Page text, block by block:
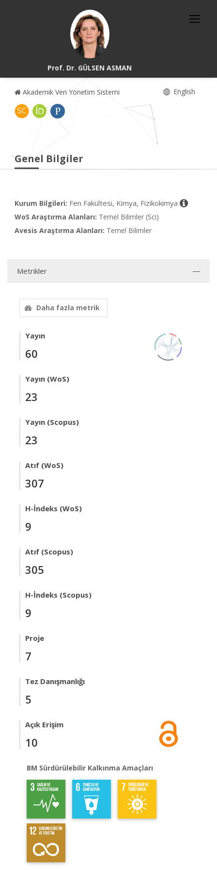
Prof. Dr. GÜLSEN ASMAN
Akademik Veri Yönetim Sistemi English
Genel Bilgiler
Kurum Bilgileri: Fen Fakültesi, Kimya, Fizikokimya
WoS Araştırma Alanları: Temel Bilimler (Sci)
Avesis Araştırma Alanları: Temel Bilimler
Metrikler
Daha fazla metrik
Yayın
60
Yayın (WoS)
23
Yayın (Scopus)
23
Atıf (WoS)
307
H-İndeks (WoS)
9
Atıf (Scopus)
305
H-İndeks (Scopus)
9
Proje
7
Tez Danışmanlığı
5
Açık Erişim
10
BM Sürdürülebilir Kalkınma Amaçları